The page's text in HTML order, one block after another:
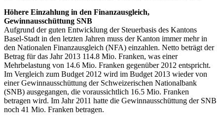
Höhere Einzahlung in den Finanzausgleich,
Gewinnausschüttung SNB
Aufgrund der guten Entwicklung der Steuerbasis des Kantons
Basel-Stadt in den letzten Jahren muss der Kanton immer mehr in
den Nationalen Finanzausgleich (NFA) einzahlen. Netto beträgt der
Betrag für das Jahr 2013 114.8 Mio. Franken, was einer
Mehrbelastung von 14.6 Mio. Franken gegenüber 2012 entspricht.
Im Vergleich zum Budget 2012 wird im Budget 2013 wieder von
einer Gewinnausschüttung der Schweizerischen Nationalbank
(SNB) ausgegangen, die voraussichtlich 16.5 Mio. Franken
betragen wird. Im Jahr 2011 hatte die Gewinnausschüttung der SNB
noch 41 Mio. Franken betragen.